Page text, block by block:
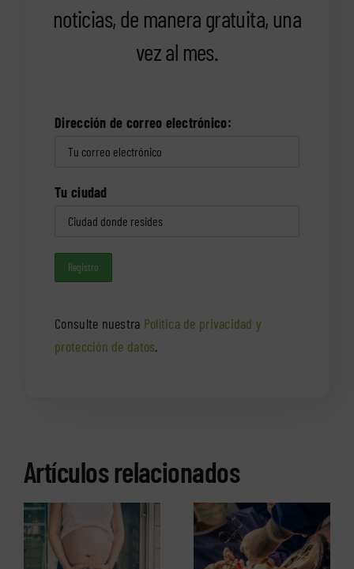
noticias, de manera gratuita, una
vez al mes.
Dirección de correo electrónico:
Tu ciudad
Consulte nuestra Política de privacidad y
protección de datos.
Artículos relacionados